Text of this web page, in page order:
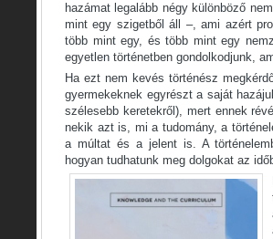
hazámat legalább négy különböző
mint egy szigetből áll –, ami azért
több mint egy, és több mint egy
egyetlen történetben gondolkodjunk,
Ha ezt nem kevés történész
gyermekeknek egyrészt a saját
szélesebb keretekről), mert ennek
nekik azt is, mi a tudomány, a
a múltat és a jelent is. A
hogyan tudhatunk meg dolgokat az